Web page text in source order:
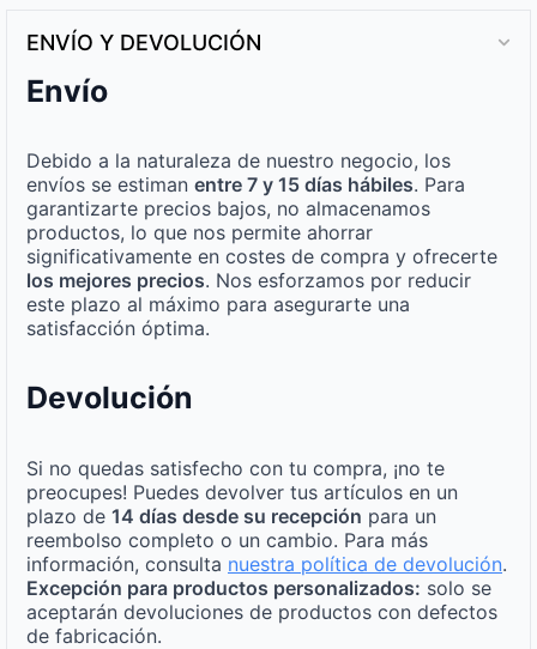
ENVÍO Y DEVOLUCIÓN
Envío
Debido a la naturaleza de nuestro negocio, los
envíos se estiman entre 7 y 15 días hábiles. Para
garantizarte precios bajos, no almacenamos
productos, lo que nos permite ahorrar
significativamente en costes de compra y ofrecerte
los mejores precios. Nos esforzamos por reducir
este plazo al máximo para asegurarte una
satisfacción óptima.
Devolución
Si no quedas satisfecho con tu compra, ¡no te
preocupes! Puedes devolver tus artículos en un
plazo de 14 días desde su recepción para un
reembolso completo o un cambio. Para más
información, consulta nuestra política de devolución.
Excepción para productos personalizados: solo se
aceptarán devoluciones de productos con defectos
de fabricación.